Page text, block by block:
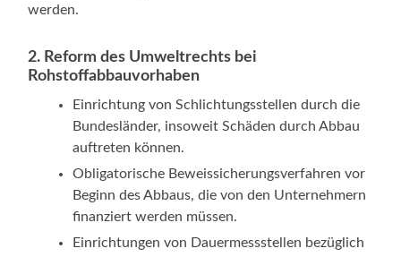
werden.
2. Reform des Umweltrechts bei
Rohstoffabbauvorhaben
Einrichtung von Schlichtungsstellen durch die
Bundesländer, insoweit Schäden durch Abbau
auftreten können.
Obligatorische Beweissicherungsverfahren vor
Beginn des Abbaus, die von den Unternehmern
finanziert werden müssen.
Einrichtungen von Dauermessstellen bezüglich